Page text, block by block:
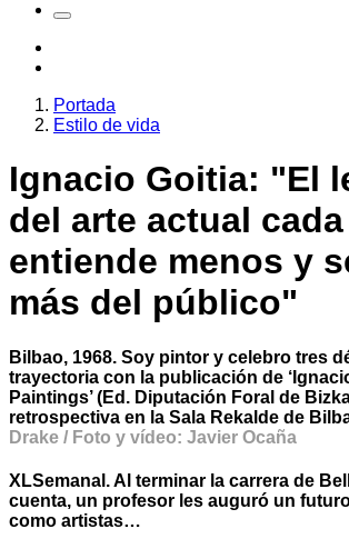
Portada
Estilo de vida
Ignacio Goitia: "El
del arte actual
entiende menos y
más del público"
Bilbao, 1968. Soy pintor y celebro tres
trayectoria con la publicación de
Paintings’ (Ed. Diputación Foral de
retrospectiva en la Sala Rekalde de
Drake / Foto y vídeo: Javier Ocaña
XLSemanal. Al terminar la carrera de
cuenta, un profesor les auguró un
como artistas…